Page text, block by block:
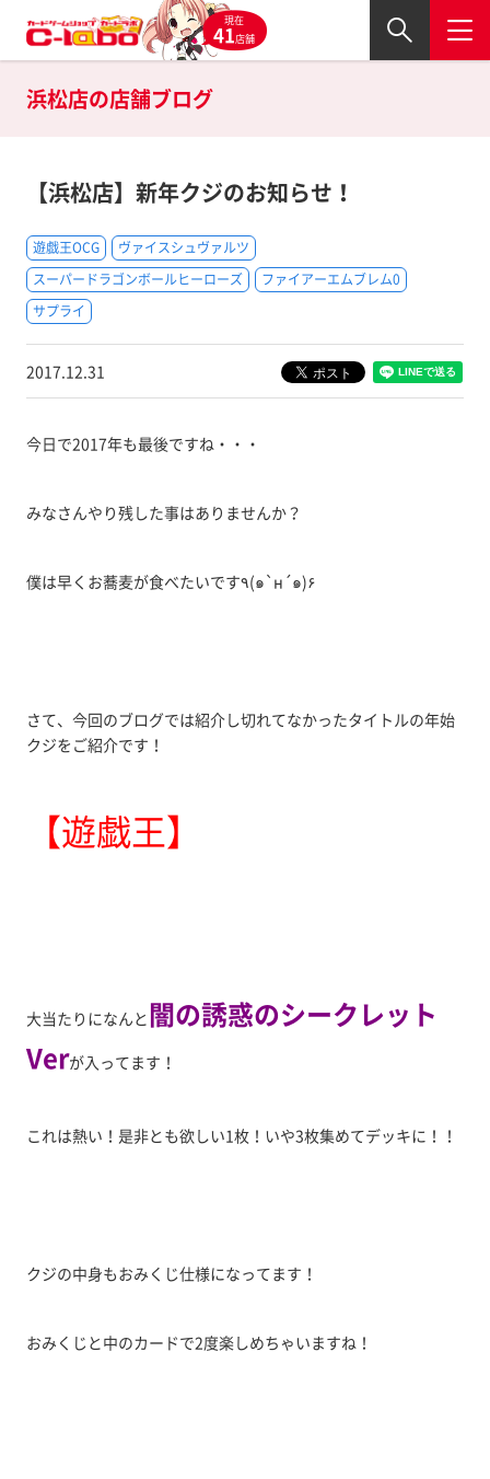
現在
41店舗
浜松店の店舗ブログ
【浜松店】新年クジのお知らせ！
遊戯王OCG
ヴァイスシュヴァルツ
スーパードラゴンボールヒーローズ
ファイアーエムブレム0
サプライ
2017.12.31
今日で2017年も最後ですね・・・
みなさんやり残した事はありませんか？
僕は早くお蕎麦が食べたいです٩(๑`н´๑)۶
さて、今回のブログでは紹介し切れてなかったタイトルの年始
クジをご紹介です！
【遊戯王】
大当たりになんと 闇の誘惑のシークレット
Verが入ってます！
これは熱い！是非とも欲しい1枚！いや3枚集めてデッキに！！
クジの中身もおみくじ仕様になってます！
おみくじと中のカードで2度楽しめちゃいますね！